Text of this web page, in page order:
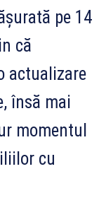
pe 14
că
actualizare
însă mai
momentul
cu